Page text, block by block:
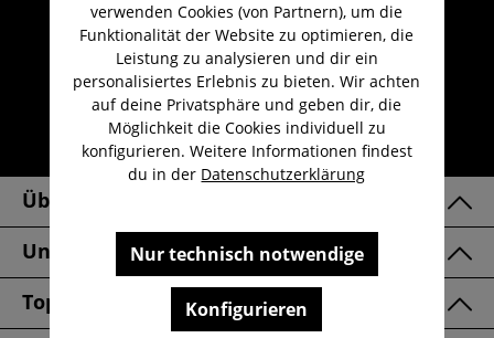
Umfangreicher Kundenservice
Kauf auf Rechnung
Kostenloser Versand ab 29,-€
Lieferzeit 1-3 Werktage
30 Tage kostenlose Retoure
Über Uns
Unsere Marken
Top Kategorien
verwenden Cookies (von Partnern), um die
Funktionalität der Website zu optimieren, die
Leistung zu analysieren und dir ein
personalisiertes Erlebnis zu bieten. Wir achten
auf deine Privatsphäre und geben dir, die
Möglichkeit die Cookies individuell zu
konfigurieren. Weitere Informationen findest
du in der Datenschutzerklärung
Nur technisch notwendige
Konfigurieren